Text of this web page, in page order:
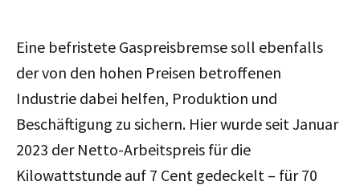
Eine befristete Gaspreisbremse soll ebenfalls
der von den hohen Preisen betroffenen
Industrie dabei helfen, Produktion und
Beschäftigung zu sichern. Hier wurde seit Januar
2023 der Netto-Arbeitspreis für die
Kilowattstunde auf 7 Cent gedeckelt – für 70